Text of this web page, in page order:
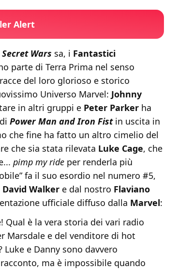
Alert
Secret Wars sa, i Fantastici
parte di Terra Prima nel senso
del loro glorioso e storico
Universo Marvel: Johnny
in altri gruppi e Peter Parker ha
Power Man and Iron Fist in uscita in
che fine ha fatto un altro cimelio del
che sia stata rilevata Luke Cage, che
pimp my ride per renderla più
fa il suo esordio nel numero #5,
David Walker e dal nostro Flaviano
ufficiale diffuso dalla Marvel:
Qual è la vera storia dei vari radio
Marsdale e del venditore di hot
e Danny sono davvero
ma è impossibile quando